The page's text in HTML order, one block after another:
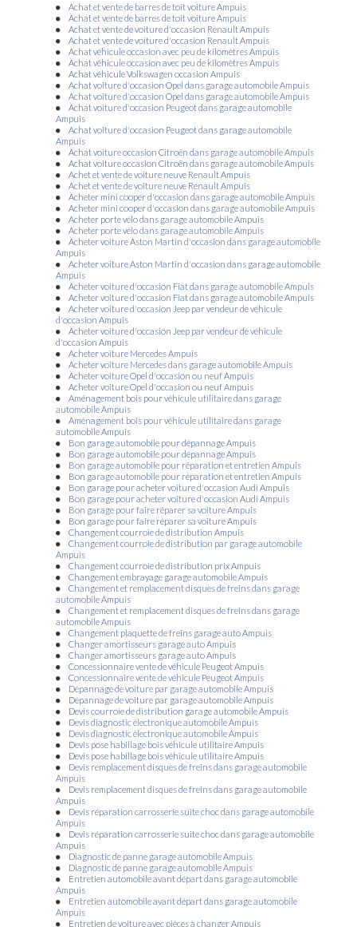
Isère| Service de dépannage dans le département de l'Isère
véhicule neuf Peugeot ou Citroën ou Renault à des prix attractifs à Saint-
Clair-du-Rhône, Condrieu, Ampuis, Pélussin |Garage automobile Renault
Isère 38 à Vienne, achat et entretien de voiture|Vente de véhicules neufs
Dacia Sandero dans la région Auvergne Rhône Alpes|Vente de véhicules
utilitaires 100% électrique de la marque Citroën dans la région Auvergne
Rhône Alpes|Vente de voiture neuves, d'occasion, garage entretien
automobile, voiture premium occasion à Saint-Clair-du-Rhône|Vente de
véhicules utilitaires 100% électrique Peugeot e-Partner dans la région
Auvergne Rhône Alpes|Voiture Berline électrique Citroën dans un
garage automobile dans la région Auvergne Rhône Alpes
véhicules d’occasion et d’un service de vente véhicules PREMIUM garage
automobile à Saint-Clair-du-Rhône
rendez-vous à saint-Clair-du-Rhône et ses alentours pour des véhicules
neufs, occasions|Recharge climatisation dans un garage automobile à
Saint-Clair-du-Rhône et ses alentours |Garage automobile ZA de
Varambon 38370 à Saint-Clair-du-Rhône proposant des véhicules neufs
et occasions| Vente de véhicule utilitaire Renault Trafic dans le garage
automobile Groupe Bonneton à Saint-Clair-du-Rhône et ses alentours|
Garage automobile à Saint-Clair-du-Rhône reste ouvert uniquement sur
rendez-vous en respectant le protocole sanitaire|Numéro de téléphone
du garage automobile à Saint-Clair-du-Rhône|Véhicule électrique des
marques Peugeot et Citroën dans la région Auvergne Rhône Alpes
d'un véhicule neuf ou d'occasion|Peugeot, Citroën, Renault ZA de
Varambon 38370 à Saint-Clair-du-Rhône proposant des véhicules neufs
et occasions|Numéro de téléphone du Groupe Bonneton Renault à
Saint-Clair-du-Rhône et sa région | Voiture neuve ou d'occasion Peugeot,
Citroën, Renault garage automobile |Achat et vente de voiture ou
d'utilitaire d'occasion dans garage automobile à Saint-Clair-du-Rhône
Vente de véhicules utilitaires 100% électrique des marques Peugeot,
Citroën, Renault à Saint-Clair-du-Rhône et ses alentours
Bonneton pour tous travaux d’entretien ou de carrosserie Pélussin,
Chavanay, Condrieu, Ampuis, Côtes-d'Arey|Vente de véhicules neufs
électriques en Isère près de Saint-Clair-du-Rhône|Garage automobile
Renault à Pélussin, achat et entretien de voiture|Groupe Bonneton pour
tous travaux d’entretien ou de carrosserie met en œuvre son expertise en
mécanique automobile
véhicule Renault Mégane 4 d'occasion à Saint-Clair-du-Rhône
prestations vente de voiture neuves, d'occasion, garage entretien
automobile, voiture premium occasion|Bonneton Motors à saint Clair
du Rhône |Vente de véhicules hybrides professionnels des marques
Peugeot, Citroën et Renault en Isère |Vente de voitures aux particuliers
des marques Peugeot, Citroën, Renault avec une émission de CO2 faible à
Saint-Clair-du-Rhône |Vente de véhicules neufs et d'occasions de la
marque Dacia dans le garage automobile Groupe Bonneton à Saint-Clair-
du-Rhône| Véhicule utilitaire garage automobile Saint-Clair-du-Rhône,
Saint-Maurice-l'Exil, Auberives-sur-Varèze, Roches-de-Condrieu
Véhicules d'occasions dans le département de l'Isère|
véhicule premium Audi RS3 à Saint-Clair-du-Rhône|Vente de véhicules
neufs Dacia Duster à Saint-Clair-du-Rhône et ses alentours
téléphone du Groupe Bonneton Citroën à Saint-Clair-du-Rhône et sa
région
|Journées portes ouvertes dans un garage automobile proposant
des véhicules neufs, occasions à Saint-Clair-du-Rhône|Vente de véhicule
utilitaire Berlingo Van dans le garage automobile Groupe Bonneton à
Saint-Clair-du-Rhône et ses alentours|Peugeot 3008 d'occasion dans
votre garage automobile en région Auvergne Rhône Alpes à Saint-Clair-
du-Rhône|Groupe bonneton à saint clair du Rhône|Voiture hybride
rechargeable à Saint-Clair-du-Rhône, Saint-Maurice-l'Exil, Auberives-
sur-Varèze, Roches-de-Condrieu, Pélussin|Vente de véhicule utilitaire
Peugeot Expert dans le Groupe Bonneton dans la région Auvergne Rhône
Alpes|
Nous sommes à votre disposition pour tous travaux d’entretien ou
de carrosserie à Saint-Clair-du-Rhône et sa région|Groupe Bonneton
véhicule neuf ou d'occasion Saint-Maurice-l'Exil, Roches-de-Condrieu,
Auberives-sur-Varèze|Nous sommes à votre disposition pour tous
travaux d’entretien ou de carrosserie à Saint-Clair-du-Rhône et sa région
Garage automobile dans le département de l'Isère|Vente de véhicules
utilitaires 100% électrique Citroën ë-Jumpy à Saint-Clair-du-Rhône et ses
alentours|Automobile Bonneton à Saint Clair Du Rhône|
dans un garage automobile à Saint-Clair-du-Rhône et ses alentours pour
recharger la climatisation de mon véhicule
d'occasion à Saint-Clair-du-Rhône et sa région| Renault Clio 4
d'occasion dans votre garage automobile à Saint-Clair-du-Rhône et ses
alentours |Garage automobile sans rendez-vous dans la région
Auvergne Rhône Alpes pour des véhicules neufs et occasions
voiture ou d'utilitaire neuf dans garage automobile à Saint-Clair-du-
Rhône et sa région
l'atelier du Groupe Bonneton à Saint-Clair-du-Rhône et sa région
de véhicules utilitaires 100% électrique de la marque Renault en Isère
Vidéo YouTube de la nouvelle Peugeot 308 découvrir en avant-première
sur le site internet du Groupe Bonneton
un garage automobile Groupe Bonneton dans la région Auvergne Rhône
Alpes|Vente de véhicules aux professionnels des marques Peugeot,
Achat et vente de barres de toit voiture Ampuis
Achat et vente de barres de toit voiture Ampuis
Achat et vente de voiture d'occasion Renault Ampuis
Achat et vente de voiture d'occasion Renault Ampuis
Achat véhicule occasion avec peu de kilomètres Ampuis
Achat véhicule occasion avec peu de kilomètres Ampuis
Achat véhicule Volkswagen occasion Ampuis
Achat voiture d'occasion Opel dans garage automobile Ampuis
Achat voiture d'occasion Opel dans garage automobile Ampuis
Achat voiture d'occasion Peugeot dans garage automobile
Ampuis
Achat voiture d'occasion Peugeot dans garage automobile
Ampuis
Achat voiture occasion Citroën dans garage automobile Ampuis
Achat voiture occasion Citroën dans garage automobile Ampuis
Achet et vente de voiture neuve Renault Ampuis
Achet et vente de voiture neuve Renault Ampuis
Acheter mini cooper d'occasion dans garage automobile Ampuis
Acheter mini cooper d'occasion dans garage automobile Ampuis
Acheter porte vélo dans garage automobile Ampuis
Acheter porte vélo dans garage automobile Ampuis
Acheter voiture Aston Martin d'occasion dans garage automobile
Ampuis
Acheter voiture Aston Martin d'occasion dans garage automobile
Ampuis
Acheter voiture d'occasion Fiat dans garage automobile Ampuis
Acheter voiture d'occasion Fiat dans garage automobile Ampuis
Acheter voiture d'occasion Jeep par vendeur de véhicule
d'occasion Ampuis
Acheter voiture d'occasion Jeep par vendeur de véhicule
d'occasion Ampuis
Acheter voiture Mercedes Ampuis
Acheter voiture Mercedes dans garage automobile Ampuis
Acheter voiture Opel d'occasion ou neuf Ampuis
Acheter voiture Opel d'occasion ou neuf Ampuis
Aménagement bois pour véhicule utilitaire dans garage
automobile Ampuis
Aménagement bois pour véhicule utilitaire dans garage
automobile Ampuis
Bon garage automobile pour dépannage Ampuis
Bon garage automobile pour dépannage Ampuis
Bon garage automobile pour réparation et entretien Ampuis
Bon garage automobile pour réparation et entretien Ampuis
Bon garage pour acheter voiture d'occasion Audi Ampuis
Bon garage pour acheter voiture d'occasion Audi Ampuis
Bon garage pour faire réparer sa voiture Ampuis
Bon garage pour faire réparer sa voiture Ampuis
Changement courroie de distribution Ampuis
Changement courroie de distribution par garage automobile
Ampuis
Changement courroie de distribution prix Ampuis
Changement embrayage garage automobile Ampuis
Changement et remplacement disques de freins dans garage
automobile Ampuis
Changement et remplacement disques de freins dans garage
automobile Ampuis
Changement plaquette de freins garage auto Ampuis
Changer amortisseurs garage auto Ampuis
Changer amortisseurs garage auto Ampuis
Concessionnaire vente de véhicule Peugeot Ampuis
Concessionnaire vente de véhicule Peugeot Ampuis
Dépannage de voiture par garage automobile Ampuis
Dépannage de voiture par garage automobile Ampuis
Devis courroie de distribution garage automobile Ampuis
Devis diagnostic électronique automobile Ampuis
Devis diagnostic électronique automobile Ampuis
Devis pose habillage bois véhicule utilitaire Ampuis
Devis pose habillage bois véhicule utilitaire Ampuis
Devis remplacement disques de freins dans garage automobile
Ampuis
Devis remplacement disques de freins dans garage automobile
Ampuis
Devis réparation carrosserie suite choc dans garage automobile
Ampuis
Devis réparation carrosserie suite choc dans garage automobile
Ampuis
Diagnostic de panne garage automobile Ampuis
Diagnostic de panne garage automobile Ampuis
Entretien automobile avant départ dans garage automobile
Ampuis
Entretien automobile avant départ dans garage automobile
Ampuis
Entretien de voiture avec pièces à changer Ampuis